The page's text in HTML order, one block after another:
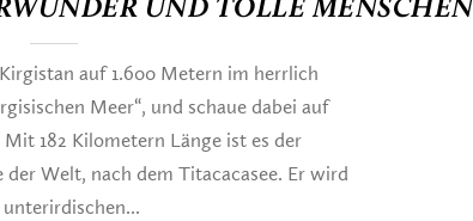
UND TOLLE MENSCHEN
auf 1.600 Metern im herrlich
Meer“, und schaue dabei auf
182 Kilometern Länge ist es der
Welt, nach dem Titacacasee. Er wird